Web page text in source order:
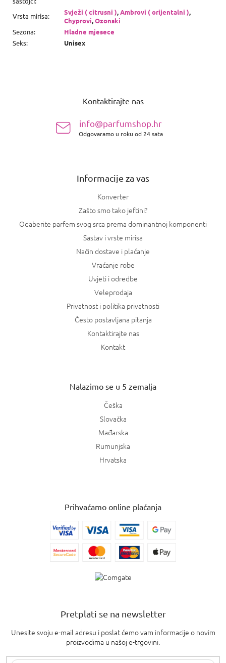
Vrsta mirisa: Svježi ( citrusni ),Ambrovi ( orijentalni ),
Chyprovi,Ozonski
Sezona:
Hladne mjesece
Seks: Unisex
Kontaktirajte nas
info@parfumshop.hr
Odgovaramo u roku od 24 sata
Informacije za vas
Konverter
Zašto smo tako jeftini?
Odaberite parfem svog srca prema dominantnoj komponenti
Sastav i vrste mirisa
Način dostave i plaćanje
Vraćanje robe
Uvjeti i odredbe
Veleprodaja
Privatnost i politika privatnosti
Često postavljana pitanja
Kontaktirajte nas
Kontakt
Nalazimo se u 5 zemalja
Češka
Slovačka
Mađarska
Rumunjska
Hrvatska
Prihvaćamo online plaćanja
Pretplati se na newsletter
Unesite svoju e-mail adresu i poslat ćemo vam informacije o novim
proizvodima u našoj e-trgovini.